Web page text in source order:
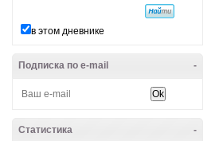
в этом дневнике
-
Подписка по e-mail
-
Статистика